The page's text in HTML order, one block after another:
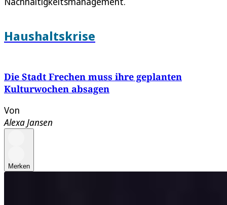
Haushaltskrise
Die Stadt Frechen muss ihre geplanten
Kulturwochen absagen
Von
Alexa Jansen
Merken